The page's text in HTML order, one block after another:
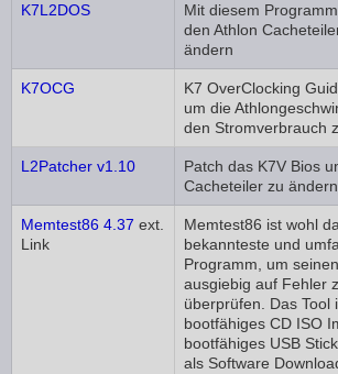
K7L2DOS
Mit diesem
den Athlon
ändern
K7OCG
K7 OverClocking
um die
den Stromverbrauch
L2Patcher v1.10
Patch das K7V Bios
Cacheteiler zu ändern
Memtest86 4.37 ext.
Link
Memtest86 ist wohl
bekannteste und
Programm, um
ausgiebig auf Fehler
überprüfen. Das Tool
bootfähiges CD ISO
bootfähiges USB
als Software